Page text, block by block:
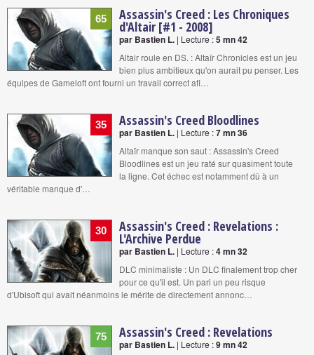
65 Assassin's Creed : Les Chroniques
d'Altair [#1 - 2008]
par Bastien L. | Lecture :5 mn 42
Altair roule en DS. : Altaïr Chronicles est un jeu
bien plus ambitieux qu'on aurait pu penser. Les
équipes de Gameloft ont fourni un travail correct afi…
35 Assassin's Creed Bloodlines
par Bastien L. | Lecture :7 mn 36
Altaïr manque son saut : Assassin's Creed
Bloodlines est un jeu raté sur quasiment toute
la ligne. Cet échec est notamment dû à un
véritable manque d'…
30 Assassin's Creed : Revelations :
L'Archive Perdue
par Bastien L. | Lecture :4 mn 32
DLC minimaliste : Un DLC finalement trop cher
pour ce qu'il est. Un pari un peu risque
d'Ubisoft qui avait néanmoins le mérite de directement annonc…
75 Assassin's Creed : Revelations
par Bastien L. | Lecture :9 mn 42